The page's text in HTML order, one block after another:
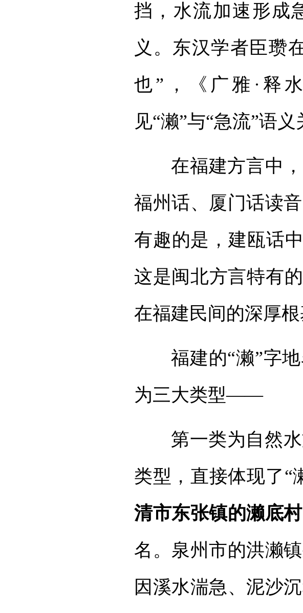
挡，水流加速形成
义。东汉学者臣瓒
也”，《广雅·释
见“濑”与“急流”语义
在福建方言中
福州话、厦门话读
有趣的是，建瓯话
这是闽北方言特有
在福建民间的深厚根
福建的“濑”字
为三大类型——
第一类为自然
类型，直接体现了“
清市东张镇的濑底村
名。泉州市的洪濑
因溪水湍急、泥沙